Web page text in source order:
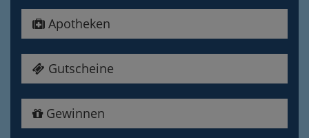
Apotheken
Gutscheine
Gewinnen